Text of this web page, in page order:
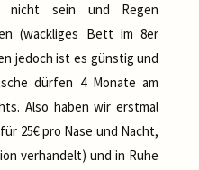
nicht sein und Regen
(wackliges Bett im 8er
jedoch ist es günstig und
dürfen 4 Monate am
Also haben wir erstmal
25€ pro Nase und Nacht,
verhandelt) und in Ruhe